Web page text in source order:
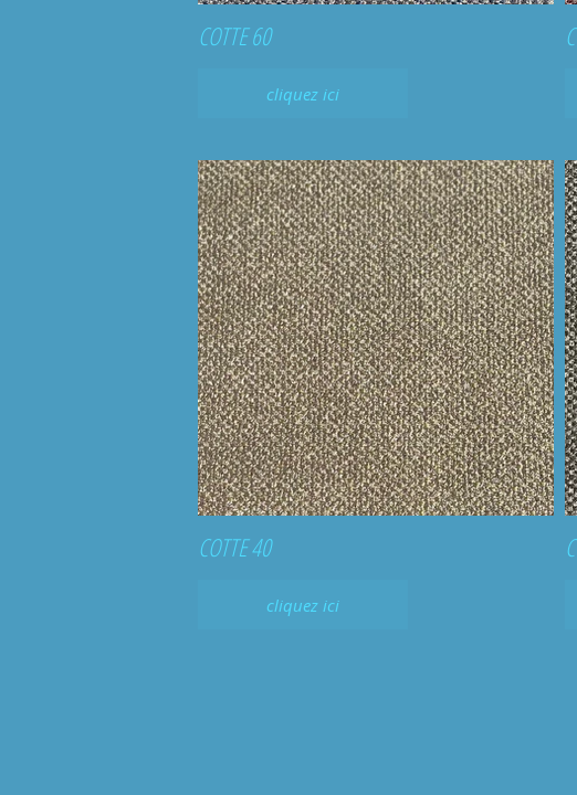
COTTE 60
cliquez ici
COTTE 40
cliquez ici